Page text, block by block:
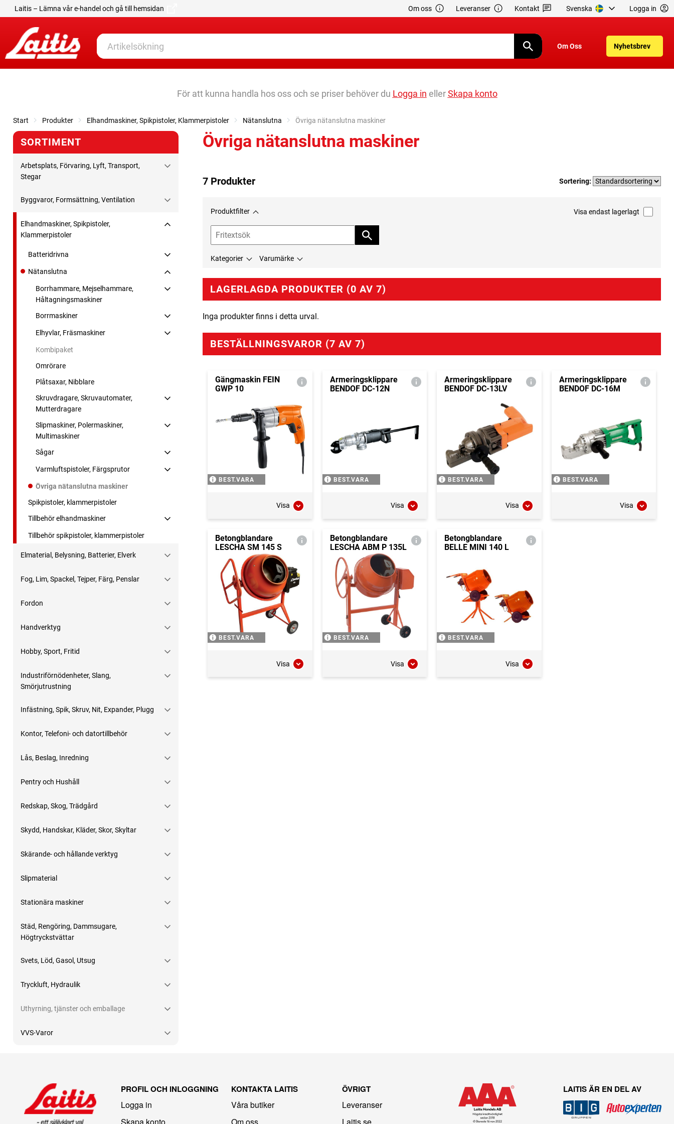
Laitis – Lämna vår e-handel och gå till hemsidan Om oss Leveranser Kontakt Svenska Logga in
Om Oss Nyhetsbrev
För att kunna handla hos oss och se priser behöver du Logga in ellerSkapa konto
Start Produkter Elhandmaskiner, Spikpistoler, Klammerpistoler Nätanslutna Current:
Övriga nätanslutna maskiner
SORTIMENT
Arbetsplats, Förvaring, Lyft, Transport,
Stegar
Byggvaror, Formsättning, Ventilation
Elhandmaskiner, Spikpistoler,
Klammerpistoler
Batteridrivna
Nätanslutna
Borrhammare, Mejselhammare,
Håltagningsmaskiner
Borrmaskiner
Elhyvlar, Fräsmaskiner
Kombipaket
Omrörare
Plåtsaxar, Nibblare
Skruvdragare, Skruvautomater,
Mutterdragare
Slipmaskiner, Polermaskiner,
Multimaskiner
Sågar
Varmluftspistoler, Färgsprutor
Övriga nätanslutna maskiner
Spikpistoler, klammerpistoler
Tillbehör elhandmaskiner
Tillbehör spikpistoler, klammerpistoler
Elmaterial, Belysning, Batterier, Elverk
Fog, Lim, Spackel, Tejper, Färg, Penslar
Fordon
Handverktyg
Hobby, Sport, Fritid
Industriförnödenheter, Slang,
Smörjutrustning
Infästning, Spik, Skruv, Nit, Expander, Plugg
Kontor, Telefoni- och datortillbehör
Lås, Beslag, Inredning
Pentry och Hushåll
Redskap, Skog, Trädgård
Skydd, Handskar, Kläder, Skor, Skyltar
Skärande- och hållande verktyg
Slipmaterial
Stationära maskiner
Städ, Rengöring, Dammsugare,
Högtryckstvättar
Svets, Löd, Gasol, Utsug
Tryckluft, Hydraulik
Uthyrning, tjänster och emballage
VVS-Varor
Övriga nätanslutna maskiner
7 Produkter Sortering:
Produktfilter Visa endast lagerlagt
Kategorier Varumärke
LAGERLAGDA PRODUKTER (0 AV 7)
Inga produkter finns i detta urval.
BESTÄLLNINGSVAROR (7 AV 7)
Gängmaskin FEIN
GWP 10
BEST.VARA
Visa
Armeringsklippare
BENDOF DC-12N
BEST.VARA
Visa
Armeringsklippare
BENDOF DC-13LV
BEST.VARA
Visa
Armeringsklippare
BENDOF DC-16M
BEST.VARA
Visa
Betongblandare
LESCHA SM 145 S
BEST.VARA
Visa
Betongblandare
LESCHA ABM P 135L
BEST.VARA
Visa
Betongblandare
BELLE MINI 140 L
BEST.VARA
Visa
PROFIL OCH INLOGGNING
Logga in
KONTAKTA LAITIS
Våra butiker
ÖVRIGT
Leveranser
LAITIS ÄR EN DEL AV